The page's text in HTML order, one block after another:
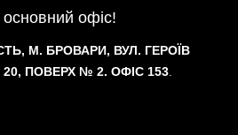
офіс!
М. БРОВАРИ, ВУЛ. ГЕРОЇВ
20, ПОВЕРХ № 2. ОФІС 153.